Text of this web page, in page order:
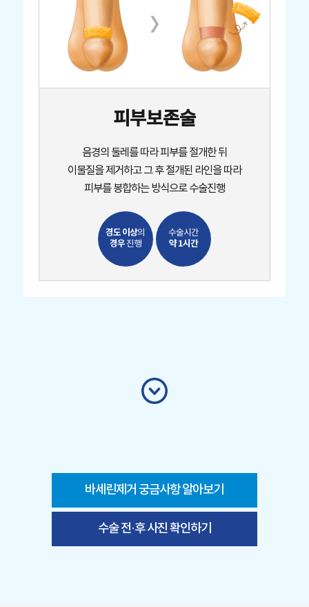
피부보존술
음경의 둘레를 따라 피부를 절개한 뒤
이물질을 제거하고그 후 절개된 라인을 따라
피부를 봉합하는 방식으로 수술진행
경도 이상의
경우진행
수술시간
약 1시간
바세린제거 궁금사항 알아보기
수술 전·후 사진 확인하기